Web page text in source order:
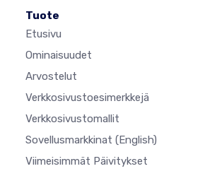
Tuote
Etusivu
Ominaisuudet
Arvostelut
Verkkosivustoesimerkkejä
Verkkosivustomallit
Sovellusmarkkinat (English)
Viimeisimmät Päivitykset